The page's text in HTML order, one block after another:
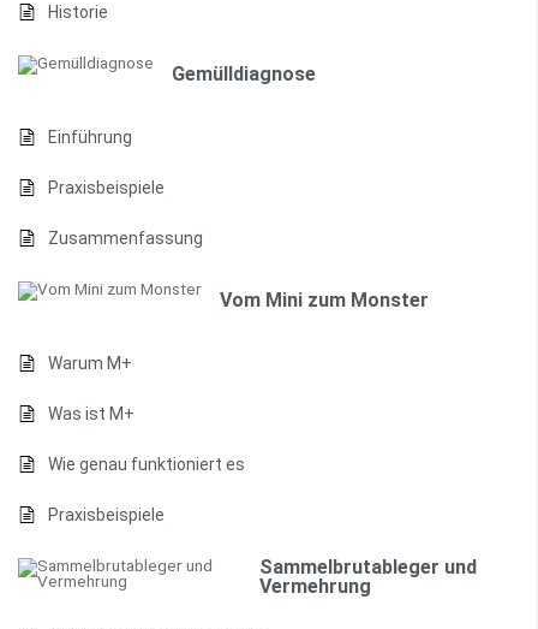
Historie
Gemülldiagnose
Einführung
Praxisbeispiele
Zusammenfassung
Vom Mini zum Monster
Warum M+
Was ist M+
Wie genau funktioniert es
Praxisbeispiele
Sammelbrutableger und
Vermehrung